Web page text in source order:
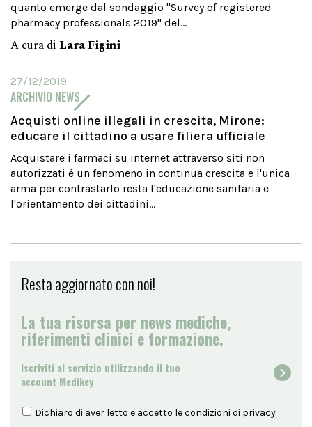
quanto emerge dal sondaggio "Survey of registered
pharmacy professionals 2019" del...
A cura di Lara Figini
27/12/2019
ARCHIVIO NEWS
Acquisti online illegali in crescita, Mirone:
educare il cittadino a usare filiera ufficiale
Acquistare i farmaci su internet attraverso siti non
autorizzati è un fenomeno in continua crescita e l'unica
arma per contrastarlo resta l'educazione sanitaria e
l'orientamento dei cittadini...
Resta aggiornato con noi!
La tua risorsa per news mediche,
riferimenti clinici e formazione.
Iscriviti al servizio utilizzando il tuo
account Medikey
Dichiaro di aver letto e accetto le condizioni di privacy